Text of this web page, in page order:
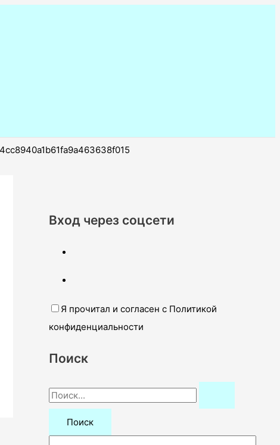
Вход через соцсети
Я прочитал и согласен с Политикой
конфиденциальности
Поиск
П
о